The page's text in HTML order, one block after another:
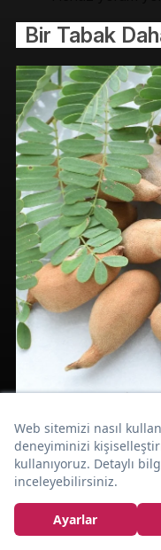
Faydalarını
İsteyeceğiniz
Bir Tabak
FAYDALARI
Tadıyla Merak
Uyandırıyor, Şifa Dolu
Faydalarıyla
Demirhindi